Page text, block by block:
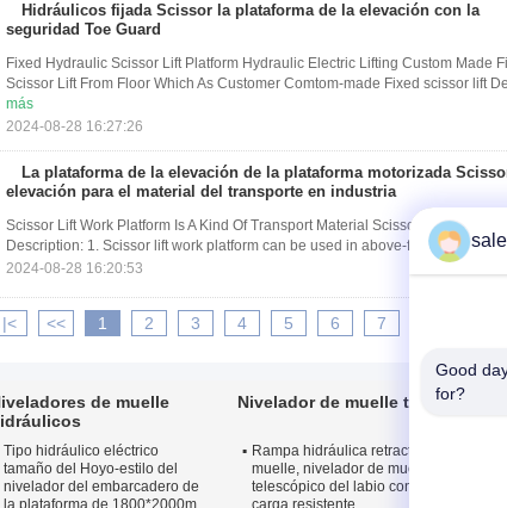
Hidráulicos fijada Scissor la plataforma de la elevación con la
seguridad Toe Guard
Fixed Hydraulic Scissor Lift Platform Hydraulic Electric Lifting Custom Made
Scissor Lift From Floor Which As Customer Comtom-made Fixed scissor lift
más
2024-08-28 16:27:26
La plataforma de la elevación de la plataforma motorizada
elevación para el material del transporte en industria
Scissor Lift Work Platform Is A Kind Of Transport Material Scissor Lift In
Description: 1. Scissor lift work platform can be used in above-floor or in-floor
2024-08-28 16:20:53
|< << 1 2 3 4 5 6 7
de muelle
Tipo hidráulico eléctrico
tamaño del Hoyo-estilo del
nivelador del embarcadero de
la plataforma de 1800*2000m
Nivelador de muelle telescópico
Rampa hidráulica retractable del
muelle, nivelador de muelle
telescópico del labio con capacidad de
carga resistente
Good
for?